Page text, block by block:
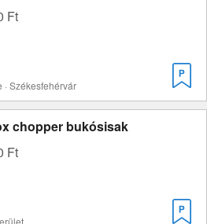
Ft
· Székesfehérvár
chopper bukósisak
Ft